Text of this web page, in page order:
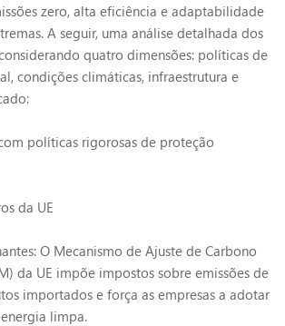
zero, alta eficiência e adaptabilidade
A seguir, uma análise detalhada dos
quatro dimensões: políticas de
condições climáticas, infraestrutura e
políticas rigorosas de proteção
da UE
O Mecanismo de Ajuste de Carbono
da UE impõe impostos sobre emissões de
importados e força as empresas a adotar
limpa.